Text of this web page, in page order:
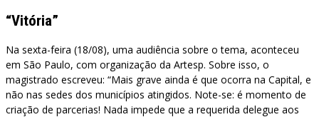
“Vitória”
Na sexta-feira (18/08), uma audiência sobre o tema, aconteceu
em São Paulo, com organização da Artesp. Sobre isso, o
magistrado escreveu: “Mais grave ainda é que ocorra na Capital, e
não nas sedes dos municípios atingidos. Note-se: é momento de
criação de parcerias! Nada impede que a requerida delegue aos